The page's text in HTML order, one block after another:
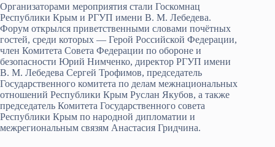
Организаторами мероприятия стали Госкомнац
Республики Крым и РГУП имени В. М. Лебедева.
Форум открылся приветственными словами почётных
гостей, среди которых — Герой Российской Федерации,
член Комитета Совета Федерации по обороне и
безопасности Юрий Нимченко, директор РГУП имени
В. М. Лебедева Сергей Трофимов, председатель
Государственного комитета по делам межнациональных
отношений Республики Крым Руслан Якубов, а также
председатель Комитета Государственного совета
Республики Крым по народной дипломатии и
межрегиональным связям Анастасия Гридчина.